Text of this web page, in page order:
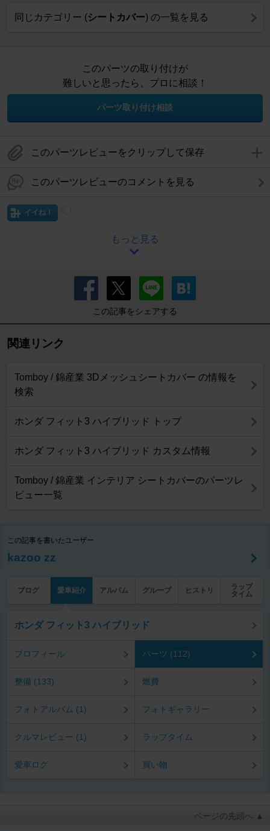
同じカテゴリー (シートカバー) の一覧を見る
このパーツの取り付けが
難しいと思ったら、プロに相談！
パーツ取り付け相談
このパーツレビューをクリップして保存
このパーツレビューのコメントを見る
イイね！
もっと見る
この記事をシェアする
関連リンク
Tomboy / 錦産業 3Dメッシュシートカバー の情報を
検索
ホンダ フィット3 ハイブリッド トップ
ホンダ フィット3 ハイブリッド カスタム情報
Tomboy / 錦産業 インテリア シートカバーのパーツレ
ビュー一覧
この記事を書いたユーザー
kazoo zz
ブログ 愛車紹介 アルバム グループ ヒストリ
ラップ
タイム
ホンダ フィット3 ハイブリッド
プロフィール パーツ (112)
整備 (133) 燃費
フォトアルバム (1) フォトギャラリー
クルマレビュー (1) ラップタイム
愛車ログ 買い物
ページの先頭へ ▲